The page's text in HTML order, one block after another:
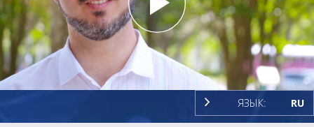
Play
Video
ЯЗЫК: RU